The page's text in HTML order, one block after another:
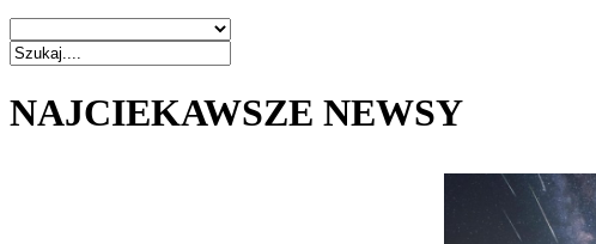
NAJCIEKAWSZE NEWSY